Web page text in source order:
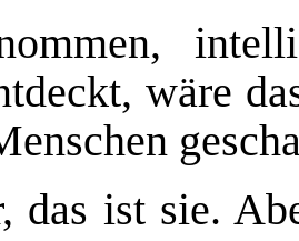
wäre
das ist sie.